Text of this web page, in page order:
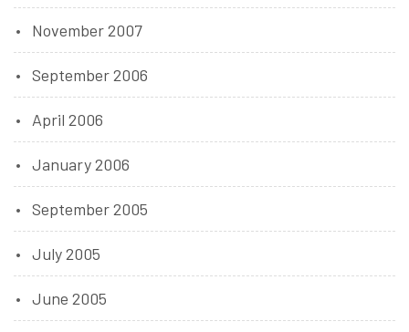
November 2007
September 2006
April 2006
January 2006
September 2005
July 2005
June 2005